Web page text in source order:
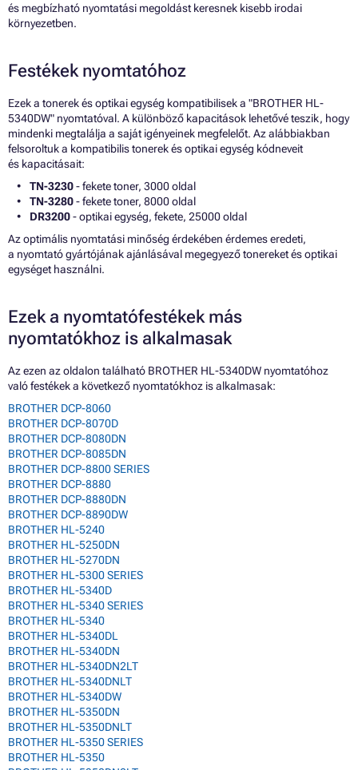
és megbízható nyomtatási megoldást keresnek kisebb irodai
környezetben.
Festékek nyomtatóhoz
Ezek a tonerek és optikai egység kompatibilisek a "BROTHER HL-
5340DW" nyomtatóval. A különböző kapacitások lehetővé teszik, hogy
mindenki megtalálja a saját igényeinek megfelelőt. Az alábbiakban
felsoroltuk a kompatibilis tonerek és optikai egység kódneveit
és kapacitásait:
TN-3230- fekete toner, 3000 oldal
TN-3280- fekete toner, 8000 oldal
DR3200- optikai egység, fekete, 25000 oldal
Az optimális nyomtatási minőség érdekében érdemes eredeti,
a nyomtató gyártójának ajánlásával megegyező tonereket és optikai
egységet használni.
Ezek a nyomtatófestékek más
nyomtatókhoz is alkalmasak
Az ezen az oldalon található BROTHER HL-5340DW nyomtatóhoz
való festékek a következő nyomtatókhoz is alkalmasak:
BROTHER DCP-8060
BROTHER DCP-8070D
BROTHER DCP-8080DN
BROTHER DCP-8085DN
BROTHER DCP-8800 SERIES
BROTHER DCP-8880
BROTHER DCP-8880DN
BROTHER DCP-8890DW
BROTHER HL-5240
BROTHER HL-5250DN
BROTHER HL-5270DN
BROTHER HL-5300 SERIES
BROTHER HL-5340D
BROTHER HL-5340 SERIES
BROTHER HL-5340
BROTHER HL-5340DL
BROTHER HL-5340DN
BROTHER HL-5340DN2LT
BROTHER HL-5340DNLT
BROTHER HL-5340DW
BROTHER HL-5350DN
BROTHER HL-5350DNLT
BROTHER HL-5350 SERIES
BROTHER HL-5350